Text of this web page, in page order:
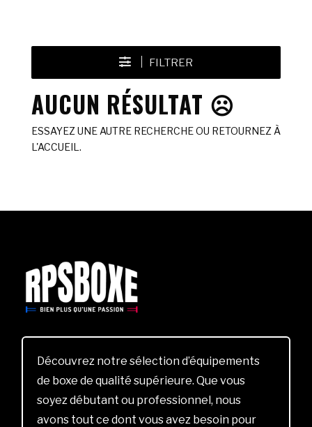
FILTRER
AUCUN RÉSULTAT ☹️
ESSAYEZ UNE AUTRE RECHERCHE OU RETOURNEZ À
L'ACCUEIL.
Découvrez notre sélection d’équipements
de boxe de qualité supérieure. Que vous
soyez débutant ou professionnel, nous
avons tout ce dont vous avez besoin pour